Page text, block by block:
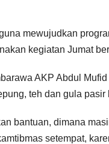
mewujudkan
kegiatan Jumat
AKP Abdul
teh dan gula
bantuan, dimana
setempat,